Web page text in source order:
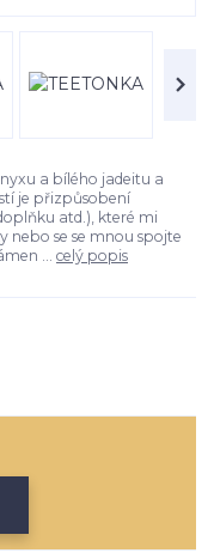
a bílého jadeitu a
je přizpůsobení
atd.), které mi
nebo se se mnou spojte
... celý popis